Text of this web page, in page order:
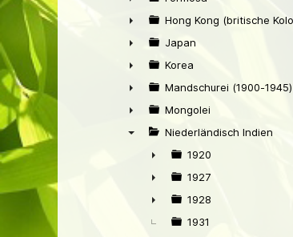
►
►
Hong Kong (britische
►
Japan
►
Korea
►
Mandschurei (1900-1945)
►
Mongolei
Niederländisch Indien
►
1920
►
1927
►
1928
1931